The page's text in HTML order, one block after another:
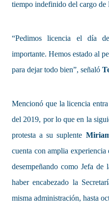
tiempo indefinido del cargo de
“Pedimos licencia el día
importante. Hemos estado al
para dejar todo bien”, señaló
Mencionó que la licencia
del 2019, por lo que en la
protesta a su suplente
cuenta con amplia
desempeñando como Jefa
haber encabezado la
misma administración, hasta